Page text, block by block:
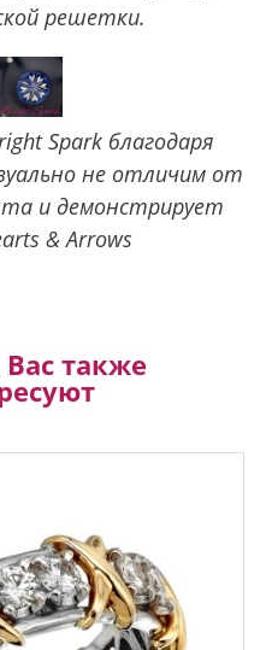
решетки.
Spark благодаря
не отличим от
и демонстрирует
& Arrows
также